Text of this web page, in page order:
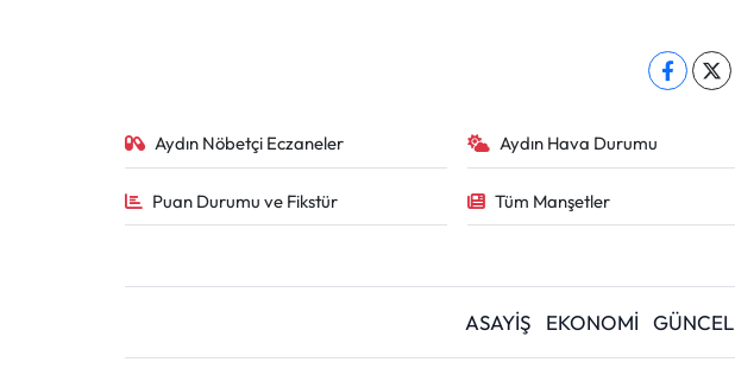
Aydın Nöbetçi Eczaneler Aydın Hava Durumu
Puan Durumu ve Fikstür Tüm Manşetler
ASAYİŞ EKONOMİ GÜNCEL